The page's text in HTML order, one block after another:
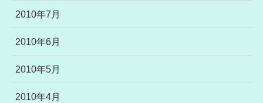
2010年7月
2010年6月
2010年5月
2010年4月